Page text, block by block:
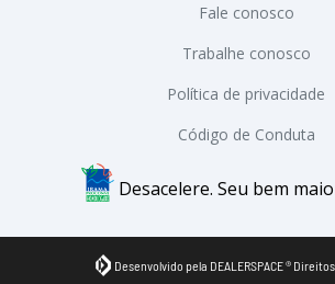
Fale conosco
Trabalhe conosco
Política de privacidade
Código de Conduta
Desacelere. Seu bem
Desenvolvido pela DEALERSPACE ®